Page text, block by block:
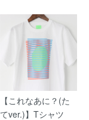
【これなあに？(た
てver.)】Tシャツ